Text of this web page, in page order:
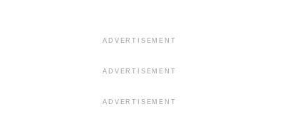
ADVERTISEMENT
ADVERTISEMENT
ADVERTISEMENT